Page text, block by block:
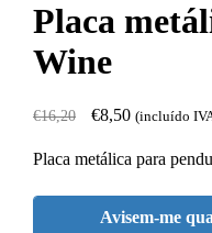
Placa
Wine
€16,20 €8,50 (incluído
Placa metálica para
Avisem-me